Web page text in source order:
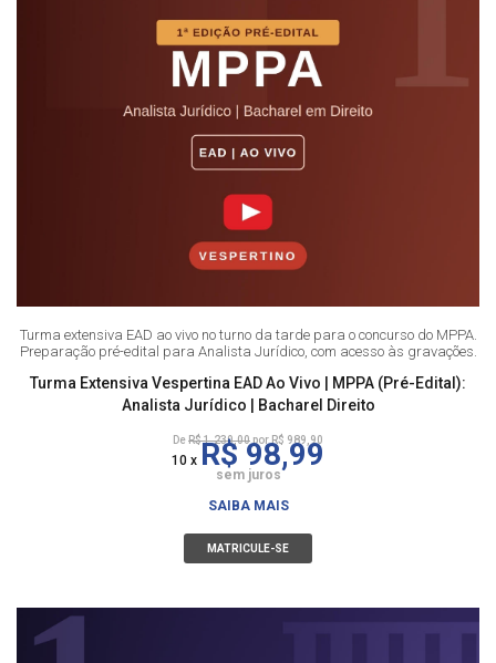
Turma extensiva EAD ao vivo no turno da tarde para o concurso do MPPA.
Preparação pré-edital para Analista Jurídico, com acesso às gravações.
Turma Extensiva Vespertina EAD Ao Vivo | MPPA (Pré-Edital):
Analista Jurídico | Bacharel Direito
DeR$ 1.230,00 por R$ 989,90
10 x R$ 98,99
sem juros
SAIBA MAIS
MATRICULE-SE